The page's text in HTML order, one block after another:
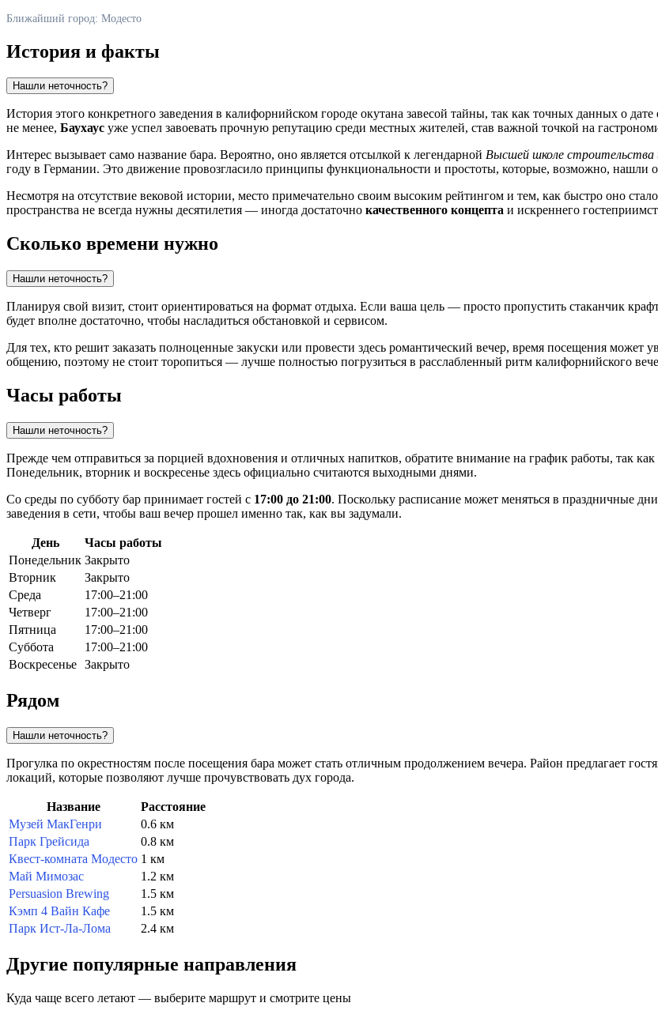
Ближайший город: Модесто
История и факты
Нашли неточность?
История этого конкретного заведения в калифорнийском городе окутана завесой тайны, так как точных данных о
не менее, Баухаус уже успел завоевать прочную репутацию среди местных жителей, став важной точкой на
Интерес вызывает само название бара. Вероятно, оно является отсылкой к легендарной Высшей школе строительства
году в Германии. Это движение провозгласило принципы функциональности и простоты, которые, возможно, нашли
Несмотря на отсутствие вековой истории, место примечательно своим высоким рейтингом и тем, как быстро оно
пространства не всегда нужны десятилетия — иногда достаточно качественного концепта и искреннего
Сколько времени нужно
Нашли неточность?
Планируя свой визит, стоит ориентироваться на формат отдыха. Если ваша цель — просто пропустить стаканчик
будет вполне достаточно, чтобы насладиться обстановкой и сервисом.
Для тех, кто решит заказать полноценные закуски или провести здесь романтический вечер, время посещения может
общению, поэтому не стоит торопиться — лучше полностью погрузиться в расслабленный ритм калифорнийского
Часы работы
Нашли неточность?
Прежде чем отправиться за порцией вдохновения и отличных напитков, обратите внимание на график работы, так как
Понедельник, вторник и воскресенье здесь официально считаются выходными днями.
Со среды по субботу бар принимает гостей с 17:00 до 21:00. Поскольку расписание может меняться в праздничные
заведения в сети, чтобы ваш вечер прошел именно так, как вы задумали.
День
Часы работы
Понедельник Закрыто
Вторник
Закрыто
Среда
17:00–21:00
Четверг
17:00–21:00
Пятница
17:00–21:00
Суббота
17:00–21:00
Воскресенье Закрыто
Рядом
Нашли неточность?
Прогулка по окрестностям после посещения бара может стать отличным продолжением вечера. Район предлагает
локаций, которые позволяют лучше прочувствовать дух города.
Название
Расстояние
Музей МакГенри
0.6 км
Парк Грейсида
0.8 км
Квест-комната Модесто 1 км
Май Мимозас
1.2 км
Persuasion Brewing
1.5 км
Кэмп 4 Вайн Кафе
1.5 км
Парк Ист-Ла-Лома
2.4 км
Другие популярные направления
Куда чаще всего летают — выберите маршрут и смотрите цены